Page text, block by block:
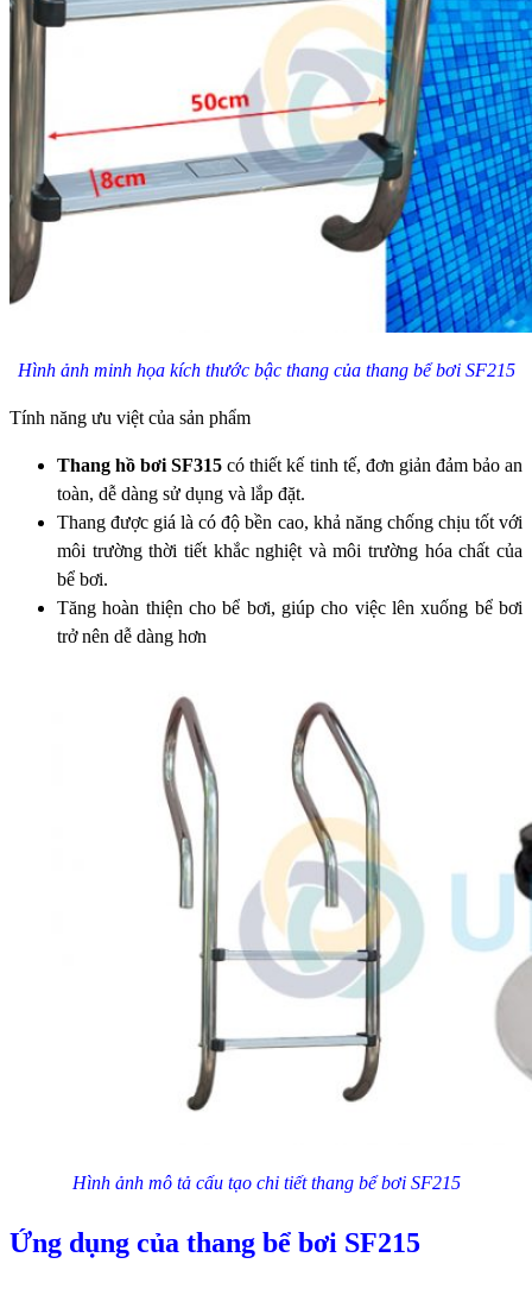
Hình ảnh minh họa kích thước bậc thang của thang bể bơi SF215
Tính năng ưu việt của sản phẩm
Thang hồ bơi SF315 có thiết kế tinh tế, đơn giản đảm bảo an
toàn, dễ dàng sử dụng và lắp đặt.
Thang được giá là có độ bền cao, khả năng chống chịu tốt với
môi trường thời tiết khắc nghiệt và môi trường hóa chất của
bể bơi.
Tăng hoàn thiện cho bể bơi, giúp cho việc lên xuống bể bơi
trở nên dễ dàng hơn
Hình ảnh mô tả cấu tạo chi tiết thang bể bơi SF215
Ứng dụng của thang bể bơi SF215